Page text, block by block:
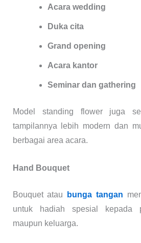
Acara wedding
Duka cita
Grand opening
Acara kantor
Seminar dan gathering
Model standing flower juga
tampilannya lebih modern dan
berbagai area acara.
Hand Bouquet
Bouquet atau bunga tangan
untuk hadiah spesial kepada
maupun keluarga.